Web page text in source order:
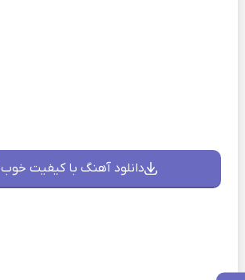
دانلود آهنگ با کیفیت خوب 128